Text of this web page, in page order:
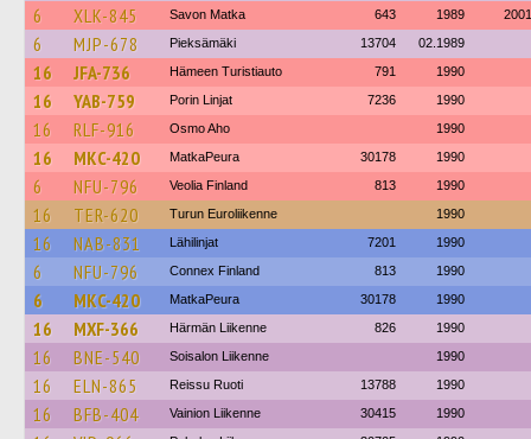
6 XLK-845 Savon Matka 643 1989 2001
6 MJP-678 Pieksämäki 13704 02.1989
16 JFA-736 Hämeen Turistiauto 791 1990
16 YAB-759 Porin Linjat 7236 1990
16 RLF-916 Osmo Aho 1990
16 MKC-420 MatkaPeura 30178 1990
6 NFU-796 Veolia Finland 813 1990
16 TER-620 Turun Euroliikenne 1990
16 NAB-831 Lähilinjat 7201 1990
6 NFU-796 Connex Finland 813 1990
6 MKC-420 MatkaPeura 30178 1990
16 MXF-366 Härmän Liikenne 826 1990
16 BNE-540 Soisalon Liikenne 1990
16 ELN-865 Reissu Ruoti 13788 1990
16 BFB-404 Vainion Liikenne 30415 1990